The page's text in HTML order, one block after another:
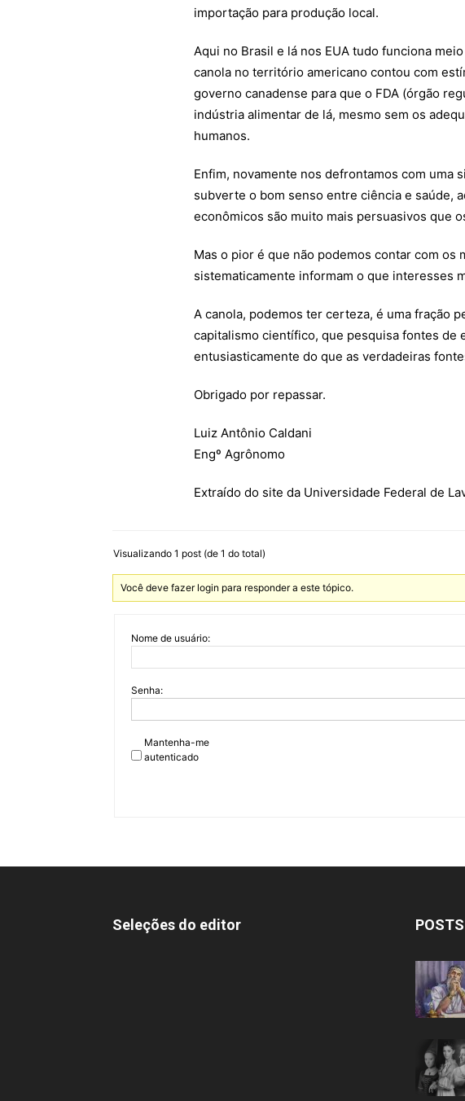
importação para produção local.
Aqui no Brasil e lá nos EUA tudo funciona
canola no território americano contou com
governo canadense para que o FDA (órgão
indústria alimentar de lá, mesmo sem os
humanos.
Enfim, novamente nos defrontamos com uma
subverte o bom senso entre ciência e saúde,
econômicos são muito mais persuasivos que
Mas o pior é que não podemos contar com os
sistematicamente informam o que interesses
A canola, podemos ter certeza, é uma fração
capitalismo científico, que pesquisa fontes de
entusiasticamente do que as verdadeiras
Obrigado por repassar.
Luiz Antônio Caldani
Engº Agrônomo
Extraído do site da Universidade Federal de
Visualizando 1 post (de 1 do total)
Você deve fazer login para responder a este tópico.
Nome de usuário:
Senha:
Mantenha-me
autenticado
Seleções do editor